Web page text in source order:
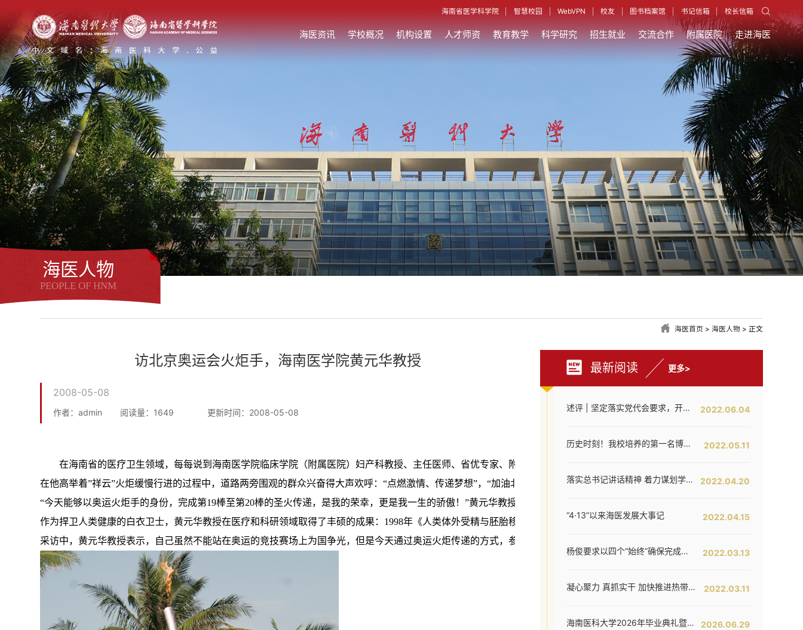
海南省医学科学院 智慧校园 WebVPN 校友 图书档案馆 书记信箱 校长信箱
海医资讯 学校概况 机构设置 人才师资 教育教学 科学研究 招生就业 交流合作 附属医院 走进海医
海医人物
PEOPLE OF HNM
海医首页 > 海医人物> 正文
访北京奥运会火炬手，海南医学院黄元华教授
2008-05-08
作者：admin 阅读量： 1649 更新时间：2008-05-08
在海南省的医疗卫生领域，每每说到海南医学院临床学院（附属医院）妇产科教授、主任医师、省优专家、附属医院副院长、学院科研部主任
在他高举着”祥云”火炬缓慢行进的过程中，道路两旁围观的群众兴奋得大声欢呼：“点燃激情、传递梦想”，“加油北京！加油中国！加油奥运！”……
“今天能够以奥运火炬手的身份，完成第19棒至第20棒的圣火传递，是我的荣幸，更是我一生的骄傲！”黄元华教授结束圣火传递后，抹去脸颊上的汗水，微笑着对记者说，
作为捍卫人类健康的白衣卫士，黄元华教授在医疗和科研领域取得了丰硕的成果： 1998年《人类体外受精与胚胎移植的研究》项目和2000年《人类精子卵胞浆内注射的应用研究》项
采访中，黄元华教授表示，自己虽然不能站在奥运的竞技赛场上为国争光，但是今天通过奥运火炬传递的方式，参与了奥运，作为一名奥运火炬手，奥运精神不仅仅局限于这数百米
最新阅读 更多>
2022.06.04
述评 | 坚定落实党代会要求，开创海医工作新局面——写在全面落实省第八次党代会对海医发展提出新要求之时
2022.05.11
历史时刻！我校培养的第一名博士研究生通过答辩！
2022.04.20
落实总书记讲话精神 着力谋划学校内涵提升——我校召开发展战略咨询委员会第二次工作会议
2022.04.15
“4·13”以来海医发展大事记
2022.03.13
杨俊要求以四个“始终”确保完成全年工作任务--我校六届五次教代会暨七届二次工代会胜利闭幕
2022.03.11
凝心聚力 真抓实干 加快推进热带特色鲜明的国际化高水平医科大学建设步伐 ——我校六届五次教代会暨七届二次工代会隆重开幕
2026.06.29
海南医科大学2026年毕业典礼暨学位授予仪式举行